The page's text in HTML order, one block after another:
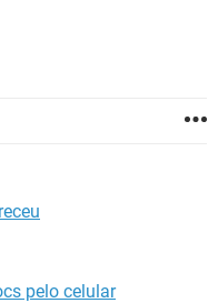
pelo celular